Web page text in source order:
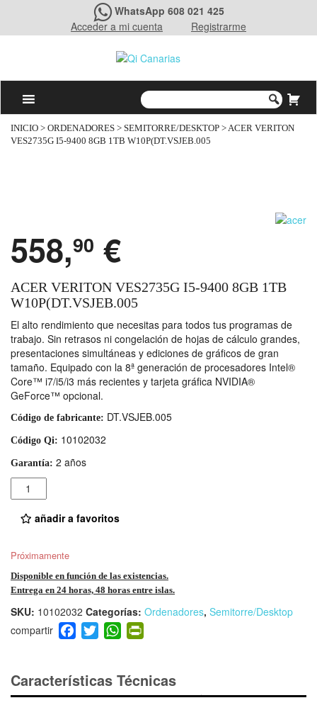
WhatsApp 608 021 425
Acceder a mi cuenta
Registrarme
INICIO > ORDENADORES > SEMITORRE/DESKTOP > ACER VERITON
VES2735G I5-9400 8GB 1TB W10P(DT.VSJEB.005
558,90 €
ACER VERITON VES2735G I5-9400 8GB 1TB
W10P(DT.VSJEB.005
El alto rendimiento que necesitas para todos tus programas de
trabajo. Sin retrasos ni congelación de hojas de cálculo grandes,
presentaciones simultáneas y ediciones de gráficos de gran
tamaño. Equipado con la 8ª generación de procesadores Intel®
Core™ i7/i5/i3 más recientes y tarjeta gráfica NVIDIA®
GeForce™ opcional.
Código de fabricante: DT.VSJEB.005
Código Qi: 10102032
Garantía: 2 años
Cantidad
añadir a favoritos
Próximamente
Disponible en función de las existencias.
Entrega en 24 horas, 48 horas entre islas.
SKU: 10102032 Categorías: Ordenadores, Semitorre/Desktop
F
a
e
b
T
wi
er
W
h
s
A
ri
e
Características Técnicas